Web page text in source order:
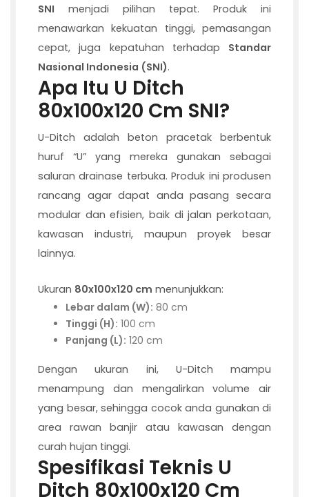
SNI menjadi pilihan tepat. Produk ini
menawarkan kekuatan tinggi, pemasangan
cepat, juga kepatuhan terhadap Standar
Nasional Indonesia (SNI).
Apa Itu U Ditch
80x100x120 Cm SNI?
U-Ditch adalah beton pracetak berbentuk
huruf “U” yang mereka gunakan sebagai
saluran drainase terbuka. Produk ini produsen
rancang agar dapat anda pasang secara
modular dan efisien, baik di jalan perkotaan,
kawasan industri, maupun proyek besar
lainnya.
Ukuran 80x100x120 cm menunjukkan:
Lebar dalam (W): 80 cm
Tinggi (H): 100 cm
Panjang (L): 120 cm
Dengan ukuran ini, U-Ditch mampu
menampung dan mengalirkan volume air
yang besar, sehingga cocok anda gunakan di
area rawan banjir atau kawasan dengan
curah hujan tinggi.
Spesifikasi Teknis U
Ditch 80x100x120 Cm